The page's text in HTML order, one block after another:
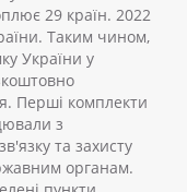
29 країн. 2022
Таким чином,
України у
Перші комплекти
з
та захисту
органам.